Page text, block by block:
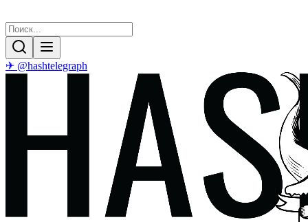
✈ @hashtelegraph